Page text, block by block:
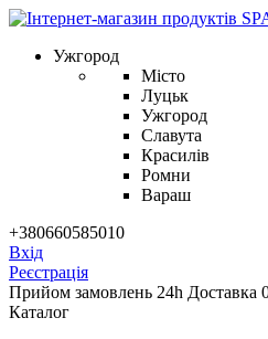
Ужгород
Місто
Луцьк
Ужгород
Славута
Красилів
Ромни
Вараш
+380660585010
Вхід
Реєстрація
Прийом замовлень 24h Доставка
Каталог